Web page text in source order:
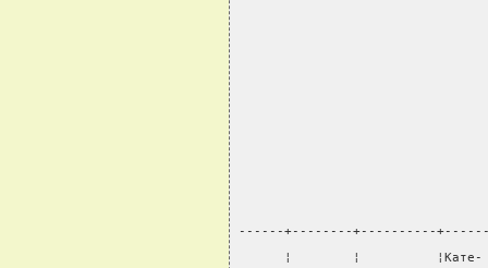
------+--------+----------
¦        ¦